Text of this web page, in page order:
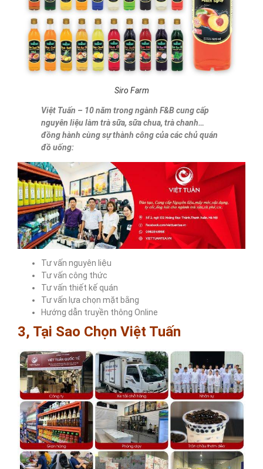
Siro Farm
Việt Tuấn – 10 năm trong ngành F&B cung cấp
nguyên liệu làm trà sữa, sữa chua, trà chanh…
đồng hành cùng sự thành công của các chủ quán
đồ uống:
Tư vấn nguyên liệu
Tư vấn công thức
Tư vấn thiết kế quán
Tư vấn lựa chọn mặt bằng
Hướng dẫn truyền thông Online
3, Tại Sao Chọn Việt Tuấn